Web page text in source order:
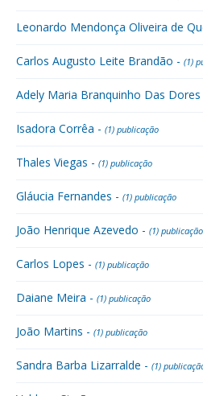
Leonardo Mendonça Oliveira de
Carlos Augusto Leite Brandão - (1)
Adely Maria Branquinho Das Dores
Isadora Corrêa - (1) publicação
Thales Viegas - (1) publicação
Gláucia Fernandes - (1) publicação
João Henrique Azevedo - (1) publicação
Carlos Lopes - (1) publicação
Daiane Meira - (1) publicação
João Martins - (1) publicação
Sandra Barba Lizarralde - (1)